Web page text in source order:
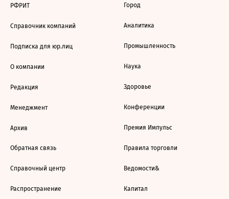
РФРИТ
Справочник компаний
Подписка для юр.лиц
О компании
Редакция
Менеджмент
Архив
Обратная связь
Справочный центр
Распространение
Город
Аналитика
Промышленность
Наука
Здоровье
Конференции
Премия Импульс
Правила торговли
Ведомости&
Капитал